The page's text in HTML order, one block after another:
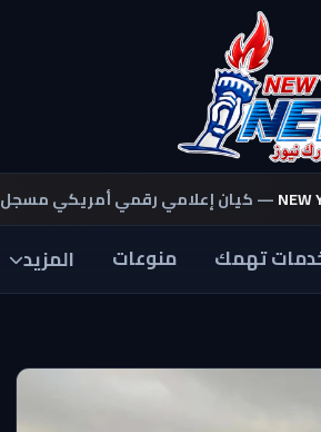
NEW— كيان إعلامي رقمي أمريكي مسجل
تهمك منوعات المزيد